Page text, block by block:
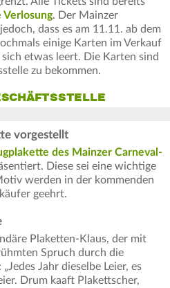
Verlosung. Der Mainzer
dass es am 11.11. ab dem
einige Karten im Verkauf
etwas leert. Die Karten sind
zu bekommen.
vorgestellt
des Mainzer Carneval-
Diese sei eine wichtige
werden in der kommenden
geehrt.
Plaketten-Klaus, der mit
Spruch durch die
Jahr dieselbe Leier, es
Drum kaaft Plakettscher,